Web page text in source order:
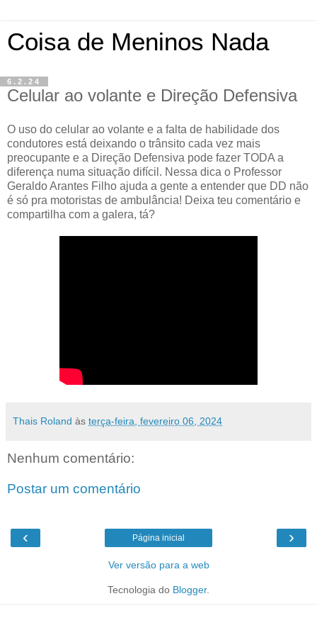
Coisa de Meninos Nada
6.2.24
Celular ao volante e Direção Defensiva
O uso do celular ao volante e a falta de habilidade dos
condutores está deixando o trânsito cada vez mais
preocupante e a Direção Defensiva pode fazer TODA a
diferença numa situação difícil. Nessa dica o Professor
Geraldo Arantes Filho ajuda a gente a entender que DD não
é só pra motoristas de ambulância! Deixa teu comentário e
compartilha com a galera, tá?
Thais Roland às terça-feira, fevereiro 06, 2024
Nenhum comentário:
Postar um comentário
‹ ›
Página inicial
Ver versão para a web
Tecnologia do Blogger.